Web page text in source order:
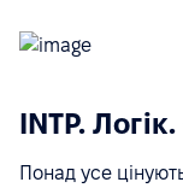
INTP.
Понад усе